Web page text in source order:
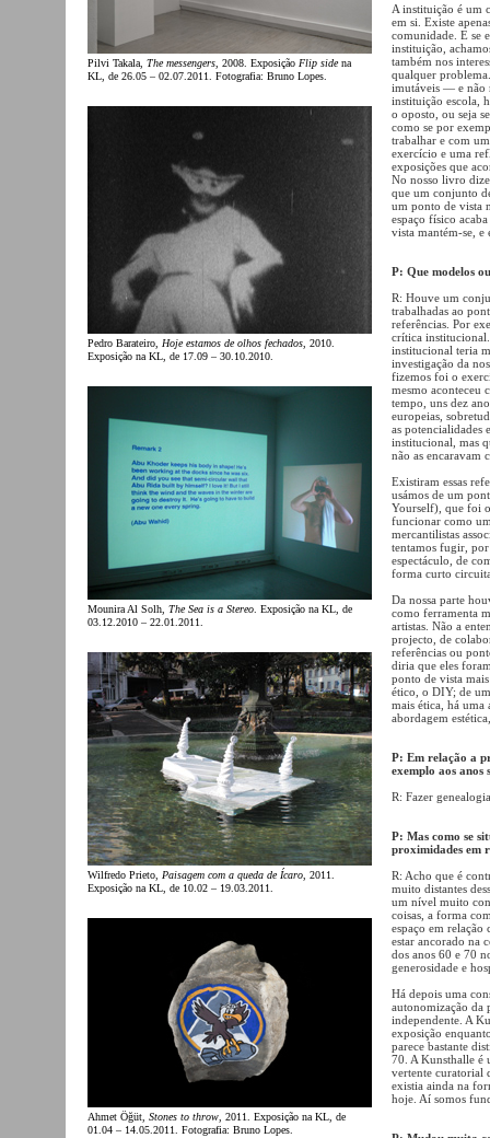
Pilvi Takala, The messengers , 2008. Exposição Flip sidena
KL, de 26.05 – 02.07.2011. Fotografia: Bruno Lopes.
Pedro Barateiro, Hoje estamos de olhos fechados , 2010.
Exposição na KL, de 17.09 – 30.10.2010.
Mounira Al Solh, The Sea is a Stereo . Exposição na KL, de
03.12.2010 – 22.01.2011.
Wilfredo Prieto, Paisagem com a queda de Ícaro , 2011.
Exposição na KL, de 10.02 – 19.03.2011.
Ahmet Öğüt, Stones to throw , 2011. Exposição na KL, de
01.04 – 14.05.2011. Fotografia: Bruno Lopes.
A instituição é um
em si. Existe
comunidade. E se
instituição,
também nos
qualquer
imutáveis — e não
instituição escola,
o oposto, ou seja
como se por
trabalhar e com
exercício e uma
exposições que
No nosso livro
que um conjunto
um ponto de vista
espaço físico
vista mantém-se, e
P: Que modelos
R: Houve um
trabalhadas ao
referências. Por
crítica
institucional teria
investigação da
fizemos foi o
mesmo aconteceu
tempo, uns dez
europeias,
as potencialidades
institucional, mas
não as encaravam
Existiram essas
usámos de um
Yourself), que foi
funcionar como
mercantilistas
tentamos fugir, por
espectáculo, de
forma curto
Da nossa parte
como ferramenta
artistas. Não a
projecto, de
referências ou
diria que eles
ponto de vista
ético, o DIY; de
mais ética, há
abordagem
P: Em relação a
exemplo aos anos
R: Fazer
P: Mas como se
proximidades em
R: Acho que é
muito distantes
um nível muito
coisas, a forma
espaço em relação
estar ancorado na
dos anos 60 e 70
generosidade e
Há depois uma
autonomização da
independente. A
exposição
parece bastante
70. A Kunsthalle é
vertente curatorial
existia ainda na
hoje. Aí somos